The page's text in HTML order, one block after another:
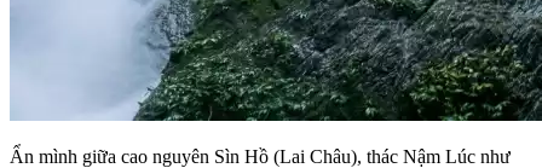
Ẩn mình giữa cao nguyên Sìn Hồ (Lai Châu), thác Nậm Lúc như